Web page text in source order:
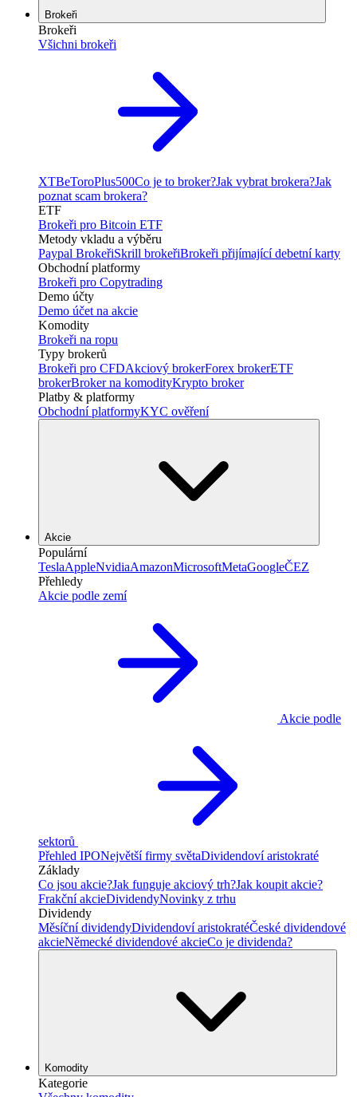
Brokeři
Brokeři
Všichni brokeři
XTBeToroPlus500Co je to broker?Jak vybrat brokera?Jak
poznat scam brokera?
ETF
Brokeři pro Bitcoin ETF
Metody vkladu a výběru
Paypal BrokeřiSkrill brokeřiBrokeři přijímající debetní karty
Obchodní platformy
Brokeři pro Copytrading
Demo účty
Demo účet na akcie
Komodity
Brokeři na ropu
Typy brokerů
Brokeři pro CFDAkciový brokerForex brokerETF
brokerBroker na komodityKrypto broker
Platby & platformy
Obchodní platformyKYC ověření
Akcie
Populární
TeslaAppleNvidiaAmazonMicrosoftMetaGoogleČEZ
Přehledy
Akcie podle zemí
Akcie podle
sektorů
Přehled IPONejvětší firmy světaDividendoví aristokraté
Základy
Co jsou akcie?Jak funguje akciový trh?Jak koupit akcie?
Frakční akcieDividendyNovinky z trhu
Dividendy
Měsíční dividendyDividendoví aristokratéČeské dividendové
akcieNěmecké dividendové akcieCo je dividenda?
Komodity
Kategorie